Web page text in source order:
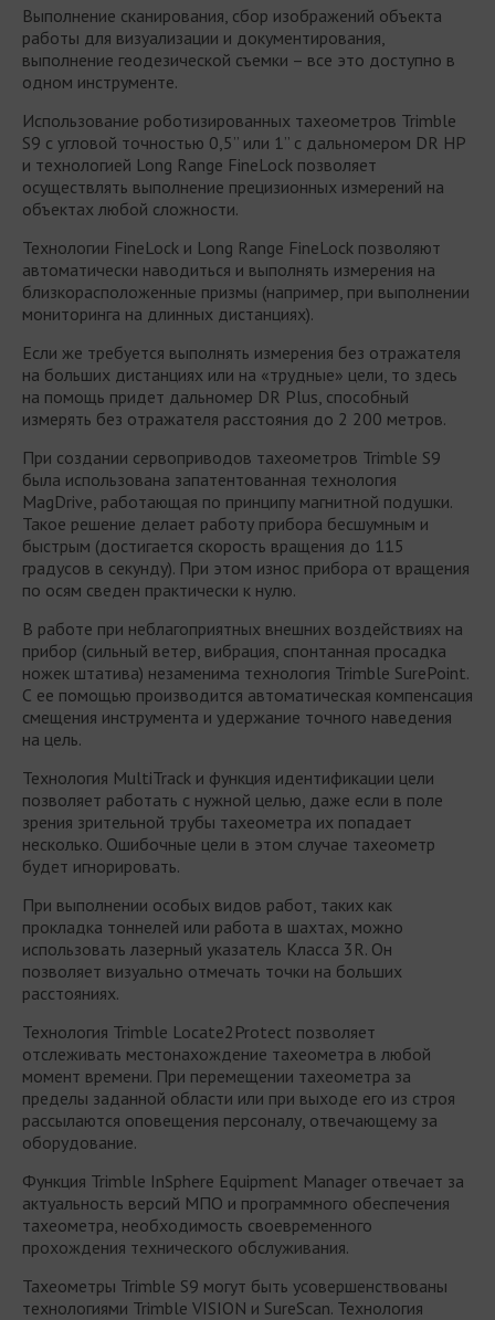
Выполнение сканирования, сбор изображений объекта
работы для визуализации и документирования,
выполнение геодезической съемки – все это доступно в
одном инструменте.
Использование роботизированных тахеометров Trimble
S9 с угловой точностью 0,5” или 1” с дальномером DR HP
и технологией Long Range FineLock позволяет
осуществлять выполнение прецизионных измерений на
объектах любой сложности.
Технологии FineLock и Long Range FineLock позволяют
автоматически наводиться и выполнять измерения на
близкорасположенные призмы (например, при выполнении
мониторинга на длинных дистанциях).
Если же требуется выполнять измерения без отражателя
на больших дистанциях или на «трудные» цели, то здесь
на помощь придет дальномер DR Plus, способный
измерять без отражателя расстояния до 2 200 метров.
При создании сервоприводов тахеометров Trimble S9
была использована запатентованная технология
MagDrive, работающая по принципу магнитной подушки.
Такое решение делает работу прибора бесшумным и
быстрым (достигается скорость вращения до 115
градусов в секунду). При этом износ прибора от вращения
по осям сведен практически к нулю.
В работе при неблагоприятных внешних воздействиях на
прибор (сильный ветер, вибрация, спонтанная просадка
ножек штатива) незаменима технология Trimble SurePoint.
С ее помощью производится автоматическая компенсация
смещения инструмента и удержание точного наведения
на цель.
Технология MultiTrack и функция идентификации цели
позволяет работать с нужной целью, даже если в поле
зрения зрительной трубы тахеометра их попадает
несколько. Ошибочные цели в этом случае тахеометр
будет игнорировать.
При выполнении особых видов работ, таких как
прокладка тоннелей или работа в шахтах, можно
использовать лазерный указатель Класса 3R. Он
позволяет визуально отмечать точки на больших
расстояниях.
Технология Trimble Locate2Protect позволяет
отслеживать местонахождение тахеометра в любой
момент времени. При перемещении тахеометра за
пределы заданной области или при выходе его из строя
рассылаются оповещения персоналу, отвечающему за
оборудование.
Функция Trimble InSphere Equipment Manager отвечает за
актуальность версий МПО и программного обеспечения
тахеометра, необходимость своевременного
прохождения технического обслуживания.
Тахеометры Trimble S9 могут быть усовершенствованы
технологиями Trimble VISION и SureScan. Технология